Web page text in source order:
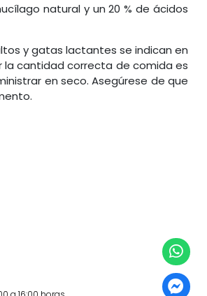
natural y un 20 % de ácidos
y gatas lactantes se indican en
la cantidad correcta de comida es
en seco. Asegúrese de que